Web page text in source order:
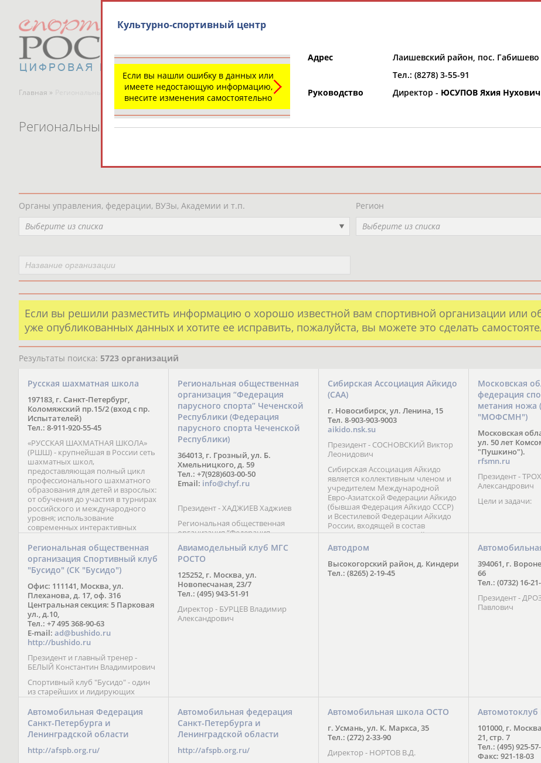
Главная » Региональные спортивные организации
ТАБЛО
РЕСУРСНАЯ ПЛОЩАДКА
Региональные спортивные организации
Органы управления, федерации, ВУЗы, Академии и т.п.
Выберите из списка
Регион
Выберите из списка
Если вы решили разместить информацию о хорошо известной вам спортивной организации или
уже опубликованных данных и хотите ее исправить, пожалуйста, вы можете это сделать
Результаты поиска: 5723 организаций
Русская шахматная школа
197183, г. Санкт-Петербург,
Коломяжский пр.15/2 (вход с пр.
Испытателей)
Тел.: 8-911-920-55-45
«РУССКАЯ ШАХМАТНАЯ ШКОЛА»
(РШШ) - крупнейшая в России сеть
шахматных школ,
предоставляющая полный цикл
профессионального шахматного
образования для детей и взрослых:
от обучения до участия в турнирах
российского и международного
уровня; использование
современных интерактивных
методик подачи материала;
обучение на русском и английском
языках; специалисты с опытом
преподавания более 20 лет;
направленность на общее
развитие ребенка: проведение
творческих мастер-классов, уроков
по истории и литературе,
организация регулярных
шахматных сборов на спортивных
базах и в детских лагерях,
проведение встреч с выдающимися
шахматистами; корпоративное
обучение; онлайн обучение в
форме вебинаров и
индивидуальных занятий, круглые
столы российских и
международных тренеров,
трансляция мероприятий и
турниров.
Региональная общественная
организация “Федерация
парусного спорта” Чеченской
Республики (Федерация
парусного спорта Чеченской
Республики)
364013, г. Грозный, ул. Б.
Хмельницкого, д. 59
Тел.: +7(928)603-00-50
Email: info@chyf.ru
Президент - ХАДЖИЕВ Хаджиев
Региональная общественная
организация “Федерация
парусного спорта” Чеченской
Республики начала свою
деятельность в декабре 2016 года.
Миссия федерации состоит в
популяризации парусного спорта,
привлечении и содействии
развитию спорта в этом регионе и
спортсменов на российских и
международных соревнованиях.
Сибирская Ассоциация Айкидо
(САА)
г. Новосибирск, ул. Ленина, 15
Тел. 8-903-903-9003
aikido.nsk.su
Президент - СОСНОВСКИЙ Виктор
Леонидович
Сибирская Ассоциация Айкидо
является коллективным членом и
учредителем Международной
Евро-Азиатской Федерации Айкидо
(бывшая Федерация Айкидо СССР)
и Всестилевой Федерации Айкидо
России, входящей в состав
Национального Совета Айкидо
России, президентом которого
является С. В. Киреенко
Московская
федерация
метания ножа
"МОФСМН")
Московская
ул. 50 лет
"Пушкино").
rfsmn.ru
Президент -
Александрович
Цели и задачи:
Региональная общественная
организация Спортивный клуб
"Бусидо" (СК "Бусидо")
Офис: 111141, Москва, ул.
Плеханова, д. 17, оф. 316
Центральная секция: 5 Парковая
ул., д.10,
Тел.: +7 495 368-90-63
E-mail: ad@bushido.ru
http://bushido.ru
Президент и главный тренер -
БЕЛЫЙ Константин Владимирович
Спортивный клуб "Бусидо" - один
из старейших и лидирующих
клубов России, изучающих и
развивающих различные боевые
искусства и, прежде всего, каратэ
Кёкусинкай - первого в мире стиля
контактного каратэ, получившего
огромное развитие во всем
мире. Однако, спектр интересов
Авиамодельный клуб МГС
РОСТО
125252, г. Москва, ул.
Новопесчаная, 23/7
Тел.: (495) 943-51-91
Директор - БУРЦЕВ Владимир
Александрович
Автодром
Высокогорский район, д. Киндери
Тел.: (8265) 2-19-45
394061, г.
66
Тел.: (0732) 16-
Президент -
Павлович
Автомобильная Федерация
Санкт-Петербурга и
Ленинградской области
http://afspb.org.ru/
Автомобильная федерация
Санкт-Петербурга и
Ленинградской области
http://afspb.org.ru/
Автомобильная школа ОСТО
г. Усмань, ул. К. Маркса, 35
Тел.: (272) 2-33-90
Директор - НОРТОВ В.Д.
101000, г.
21, стр. 7
Тел.: (495) 925-
Факс: 921-18-03
Культурно-спортивный центр
Если вы нашли ошибку в данных или
имеете недостающую информацию,
внесите изменения самостоятельно
Адрес
Лаишевский район, пос. Габишево
Тел.: (8278) 3-55-91
Руководство
Директор - ЮСУПОВ Яхия Нухович